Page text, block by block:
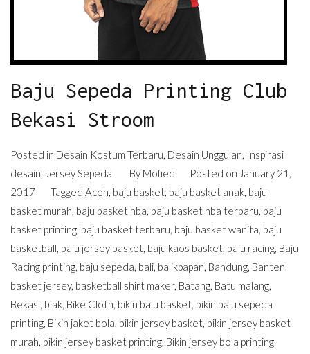
Baju Sepeda Printing Club
Bekasi Stroom
Posted in Desain Kostum Terbaru, Desain Unggulan, Inspirasi
desain, Jersey Sepeda By Mofied Posted on January 21,
2017
Tagged Aceh, baju basket, baju basket anak, baju
basket murah, baju basket nba, baju basket nba terbaru, baju
basket printing, baju basket terbaru, baju basket wanita, baju
basketball, baju jersey basket, baju kaos basket, baju racing, Baju
Racing printing, baju sepeda, bali, balikpapan, Bandung, Banten,
basket jersey, basketball shirt maker, Batang, Batu malang,
Bekasi, biak, Bike Cloth, bikin baju basket, bikin baju sepeda
printing, Bikin jaket bola, bikin jersey basket, bikin jersey basket
murah, bikin jersey basket printing, Bikin jersey bola printing